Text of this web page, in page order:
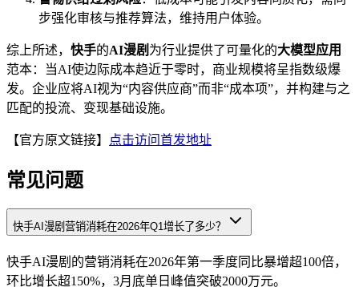
步强化审核与推荐算法，维持用户体验。
综上所述， 快手的AI漫剧 为行业提供了可量化的大模型应用
范本：当AI使边际成本趋近于零时，商业规模将呈指数级爆
发。企业应将AI视为“内容供应商”而非“成本项”，并构建与之
匹配的投流、变现基础设施。
【官方原文链接】 点击访问首发地址
常见问题
快手AI漫剧营销消耗在2026年Q1增长了多少？
快手AI漫剧的营销消耗在2026年第一季度同比暴增超100倍，
环比增长超150%，3月底单日峰值突破2000万元。